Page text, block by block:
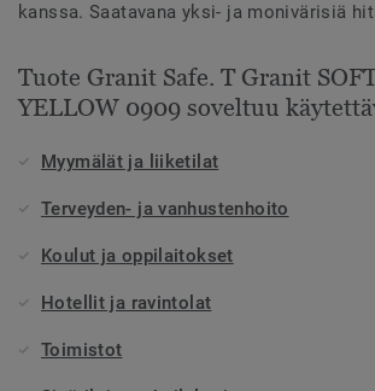
kanssa. Saatavana yksi- ja monivärisiä
Tuote Granit Safe. T Granit
YELLOW 0909 soveltuu
Myymälät ja liiketilat
Terveyden- ja vanhustenhoito
Koulut ja oppilaitokset
Hotellit ja ravintolat
Toimistot